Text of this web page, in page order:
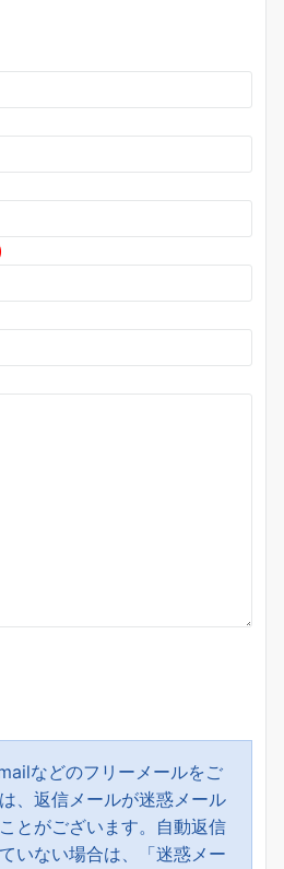
などのフリーメールをご
、返信メールが迷惑メール
とがございます。自動返信
いない場合は、「迷惑メー